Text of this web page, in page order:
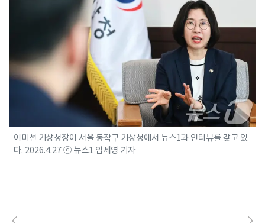
이미선 기상청장이 서울 동작구 기상청에서 뉴스1과 인터뷰를 갖고 있
다. 2026.4.27 ⓒ 뉴스1 임세영 기자